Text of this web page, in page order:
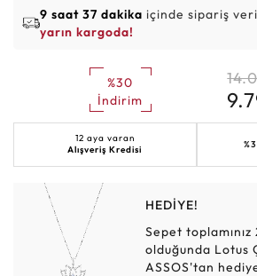
9 saat 37 dakika içinde sipariş
yarın kargoda!
%30
İndirim
12 aya varan
Alışveriş Kredisi
HEDİYE!
Sepet
olduğunda Lotus
ASSOS'tan